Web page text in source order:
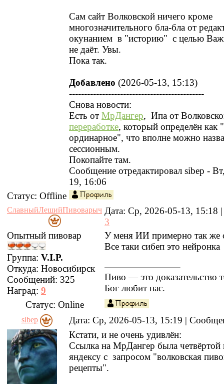
Сам сайт Волковской ничего кроме
многозначительного бла-бла от
окунанием в "историю" с целью
не даёт. Увы.
Пока так.
Добавлено (2026-05-13, 15:13)
---------------------------------------------
Снова новости:
Есть от МрДангер, Ипа от
переработке, который определён как
ординарное", что вполне можно
сессионным.
Покопайте там.
Сообщение отредактировал sibep -
19, 16:06
Статус: Offline
СлавныйЛешийПивоварыч Дата: Ср, 2026-05-13, 15:18
3
Опытный пивовар
Группа: V.I.P.
Откуда: Новосибирск
Сообщений: 325
Наград: 9
У меня ИИ примерно так же
Все таки сибеп это нейронка
Пиво — это доказательство
Бог любит нас.
Статус: Online
sibep Дата: Ср, 2026-05-13, 15:19 |
Кстати, и не очень удивлён:
Ссылка на МрДангер была четвёртой
яндексу с запросом "волковская
рецепты".